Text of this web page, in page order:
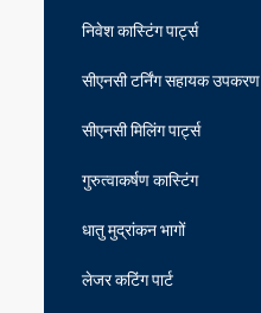
निवेश कास्टिंग पार्ट्स
सीएनसी टर्निंग सहायक उपकरण
सीएनसी मिलिंग पार्ट्स
गुरुत्वाकर्षण कास्टिंग
धातु मुद्रांकन भागों
लेजर कटिंग पार्ट